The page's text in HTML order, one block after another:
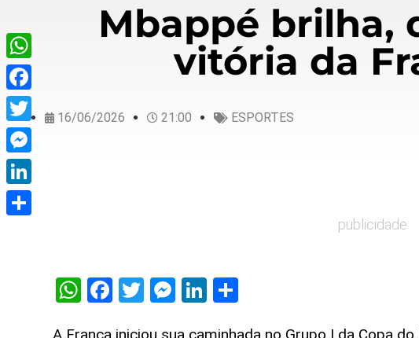
Mbappé brilha,
vitória da
16/06/2026 21:00 ESPORTES
publicidade
WhatsApp
Facebook
TwitterMessenger
LinkedIn
WhatsApp
Facebook
Twitter
Messenger
LinkedIn